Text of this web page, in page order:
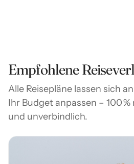
Empfohlene
Alle Reisepläne lassen sich
Ihr Budget anpassen – 100
und unverbindlich.